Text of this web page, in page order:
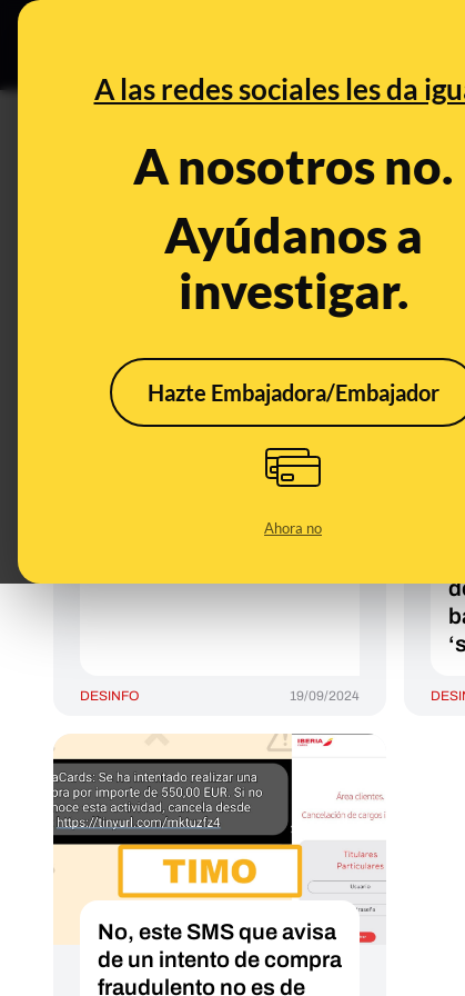
A las redes sociales les da
A nosotros no.
Ayúdanos a
investigar.
Hazte Embajadora/Embajador
Ahora no
No, Iberia Cards no está
enviando un SMS
de 488 euros con tu
DESINFO 19/09/2024
No, este SMS que avisa
de un intento de compra
fraudulento no es de